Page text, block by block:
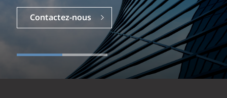
Contactez-nous
Carrières